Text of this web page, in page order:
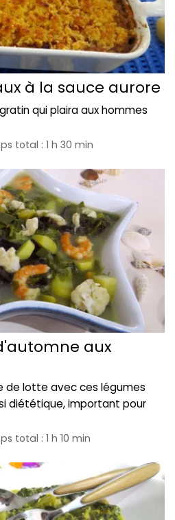
à la sauce aurore
qui plaira aux hommes
total : 1 h 30 min
aux
lotte avec ces légumes
diététique, important pour
total : 1 h 10 min